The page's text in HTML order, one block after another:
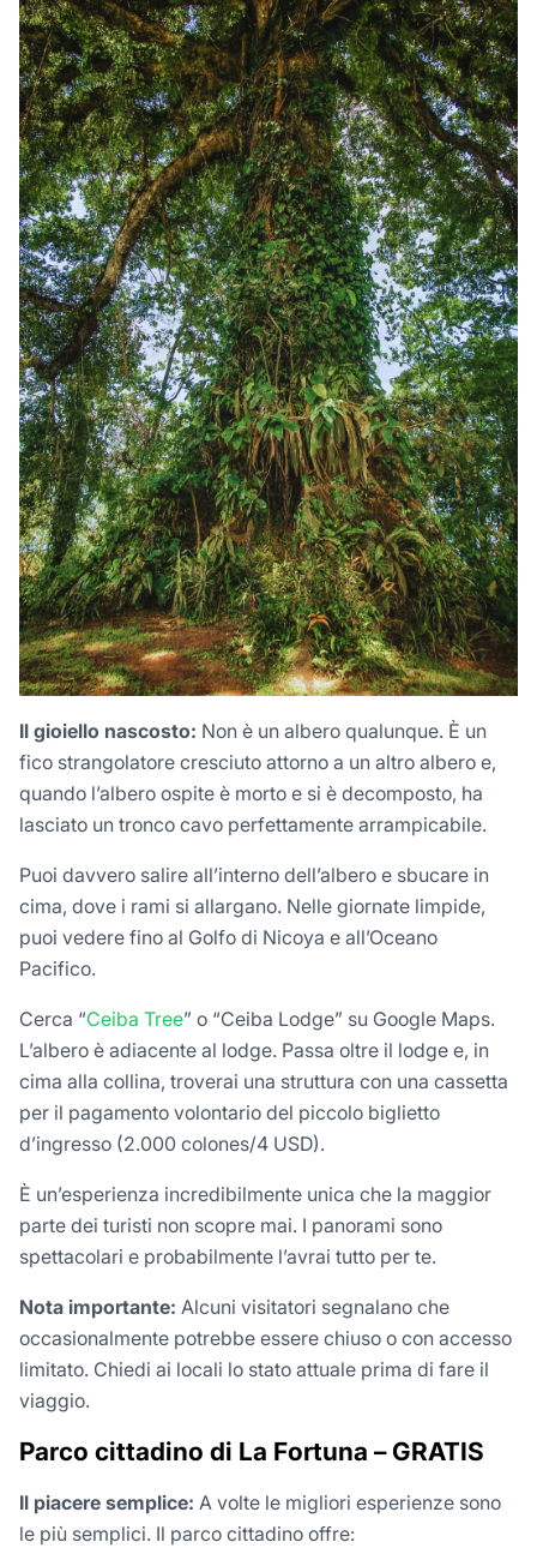
Il gioiello nascosto: Non è un albero qualunque. È un
fico strangolatore cresciuto attorno a un altro albero e,
quando l’albero ospite è morto e si è decomposto, ha
lasciato un tronco cavo perfettamente arrampicabile.
Puoi davvero salire all’interno dell’albero e sbucare in
cima, dove i rami si allargano. Nelle giornate limpide,
puoi vedere fino al Golfo di Nicoya e all’Oceano
Pacifico.
Cerca “Ceiba Tree” o “Ceiba Lodge” su Google Maps.
L’albero è adiacente al lodge. Passa oltre il lodge e, in
cima alla collina, troverai una struttura con una cassetta
per il pagamento volontario del piccolo biglietto
d’ingresso (2.000 colones/4 USD).
È un’esperienza incredibilmente unica che la maggior
parte dei turisti non scopre mai. I panorami sono
spettacolari e probabilmente l’avrai tutto per te.
Nota importante: Alcuni visitatori segnalano che
occasionalmente potrebbe essere chiuso o con accesso
limitato. Chiedi ai locali lo stato attuale prima di fare il
viaggio.
Parco cittadino di La Fortuna – GRATIS
Il piacere semplice: A volte le migliori esperienze sono
le più semplici. Il parco cittadino offre: